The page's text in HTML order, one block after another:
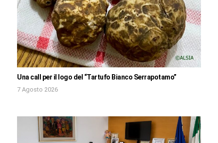
Una call per il logo del “Tartufo Bianco Serrapotamo”
7 Agosto 2026